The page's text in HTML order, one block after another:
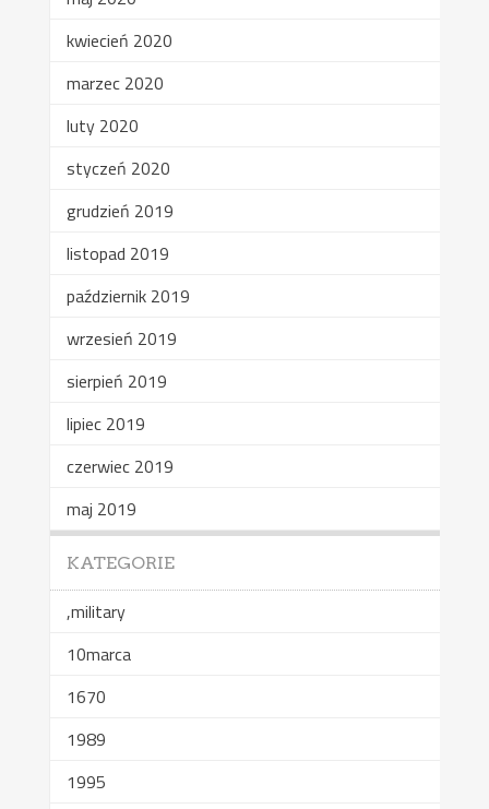
kwiecień 2020
marzec 2020
luty 2020
styczeń 2020
grudzień 2019
listopad 2019
październik 2019
wrzesień 2019
sierpień 2019
lipiec 2019
czerwiec 2019
maj 2019
KATEGORIE
,military
10marca
1670
1989
1995